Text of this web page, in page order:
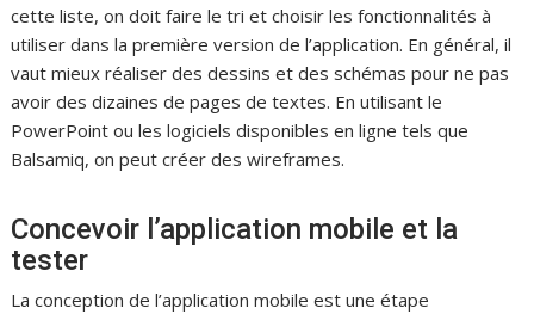
cette liste, on doit faire le tri et choisir les fonctionnalités à
utiliser dans la première version de l’application. En général, il
vaut mieux réaliser des dessins et des schémas pour ne pas
avoir des dizaines de pages de textes. En utilisant le
PowerPoint ou les logiciels disponibles en ligne tels que
Balsamiq, on peut créer des wireframes.
Concevoir l’application mobile et la
tester
La conception de l’application mobile est une étape